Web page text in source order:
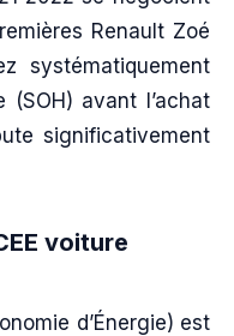
Renault Zoé
systématiquement
avant l’achat
significativement
voiture
d’Énergie) est